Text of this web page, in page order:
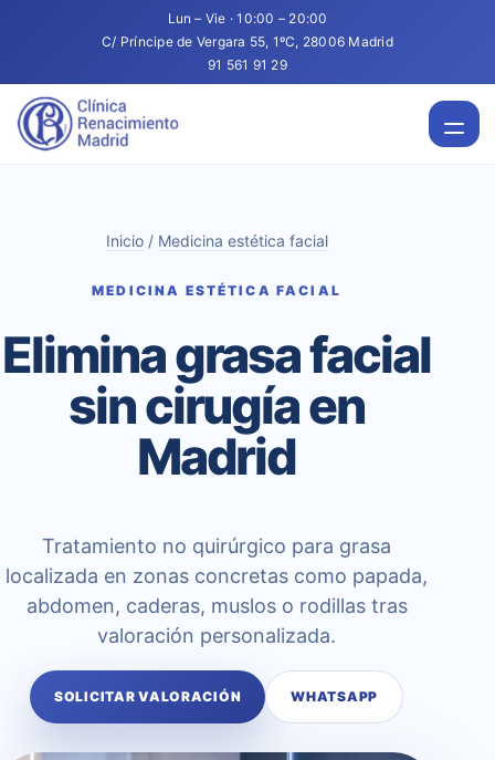
Lun – Vie · 10:00 – 20:00
C/ Príncipe de Vergara 55, 1ºC, 28006 Madrid
91 561 91 29
Inicio/ Medicina estética facial
MEDICINA ESTÉTICA FACIAL
Elimina grasa facial
sin cirugía en
Madrid
Tratamiento no quirúrgico para grasa
localizada en zonas concretas como papada,
abdomen, caderas, muslos o rodillas tras
valoración personalizada.
SOLICITAR VALORACIÓN WHATSAPP